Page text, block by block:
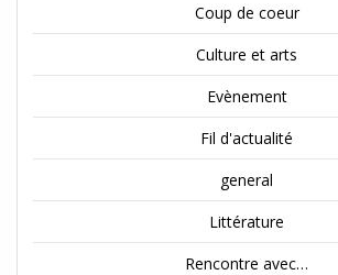
Coup de coeur
Culture et arts
Evènement
Fil d'actualité
general
Littérature
Rencontre avec…